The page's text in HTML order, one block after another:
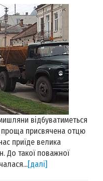
відбуватиметься
проща присвячена отцю
приїде велика
До такої поважної
[далі]